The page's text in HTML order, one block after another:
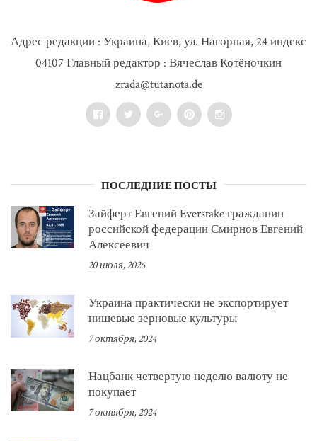
Адрес редакции : Украина, Киев, ул. Нагорная, 24 индекс
04107 Главный редактор : Вячеслав Котёночкин
zrada@tutanota.de
FacebookTwitter Google+PinterestInstagram
ПОСЛЕДНИЕ ПОСТЫ
Зайферт Евгений Everstake гражданин
российской федерации Смирнов Евгений
Алексеевич
20 июля, 2026
Украина практически не экспортирует
нишевые зерновые культуры
7 октября, 2024
Нацбанк четвертую неделю валюту не
покупает
7 октября, 2024